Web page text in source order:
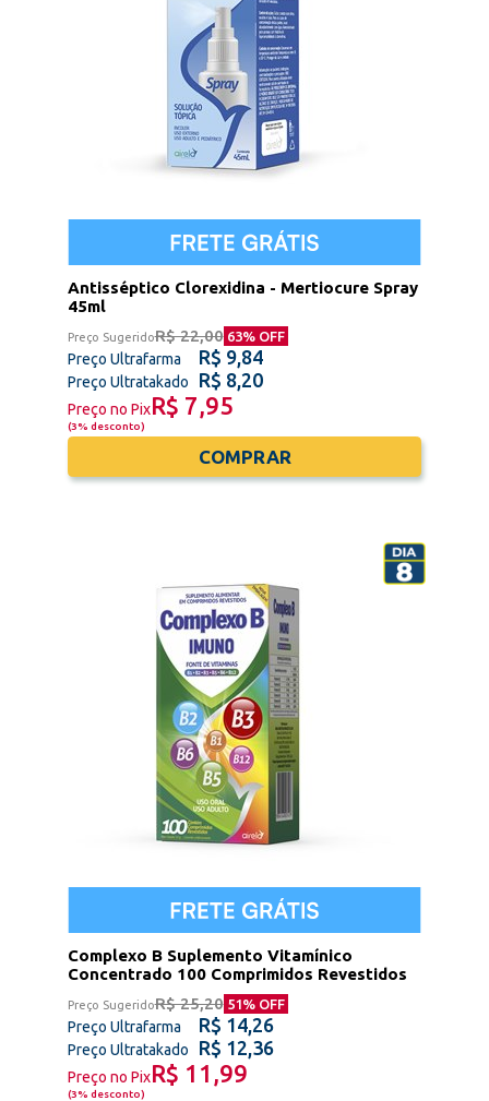
Antisséptico Clorexidina - Mertiocure Spray
45ml
Preço SugeridoR$ 22,00 63% OFF
Preço Ultrafarma R$ 9,84
Preço Ultratakado R$ 8,20
Preço no PixR$ 7,95
(3% desconto)
COMPRAR
Complexo B Suplemento Vitamínico
Concentrado 100 Comprimidos Revestidos
Preço SugeridoR$ 25,20 51% OFF
Preço Ultrafarma R$ 14,26
Preço Ultratakado R$ 12,36
Preço no PixR$ 11,99
(3% desconto)